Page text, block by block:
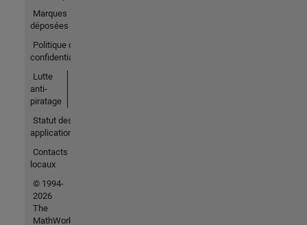
Marques
déposées
Politique de
confidentialité
Lutte
anti-
piratage
Statut des
applications
Contacts
locaux
© 1994-
2026
The
MathWorks,